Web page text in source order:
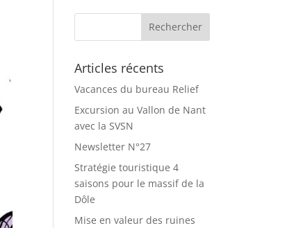
Articles récents
Vacances du bureau Relief
Excursion au Vallon de Nant
avec la SVSN
Newsletter N°27
Stratégie touristique 4
saisons pour le massif de la
Dôle
Mise en valeur des ruines